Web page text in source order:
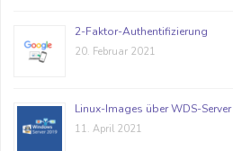
2-Faktor-Authentifizierung
20. Februar 2021
Linux-Images über WDS-Server
11. April 2021